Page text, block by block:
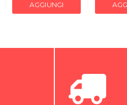
AGGIUNGI